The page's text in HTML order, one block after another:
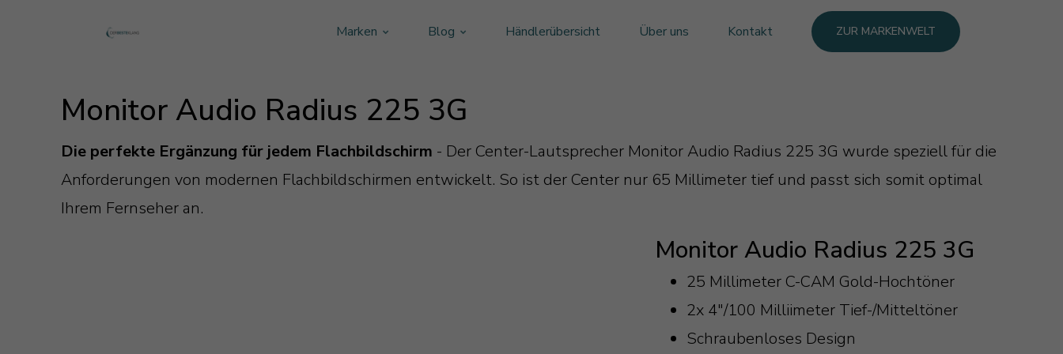
Marken Blog Händlerübersicht Über uns Kontakt ZUR MARKENWELT
Monitor Audio Custom Install
Roksan
Blok
Blog Roksan
Blog Blok
Monitor Audio Radius 225 3G
Die perfekte Ergänzung für jedem Flachbildschirm - Der Center-Lautsprecher Monitor Audio Radius 225 3G wurde speziell für die
Anforderungen von modernen Flachbildschirmen entwickelt. So ist der Center nur 65 Millimeter tief und passt sich somit optimal
Ihrem Fernseher an.
Monitor Audio Radius 225 3G
25 Millimeter C-CAM Gold-Hochtöner
2x 4"/100 Milliimeter Tief-/Mitteltöner
Schraubenloses Design